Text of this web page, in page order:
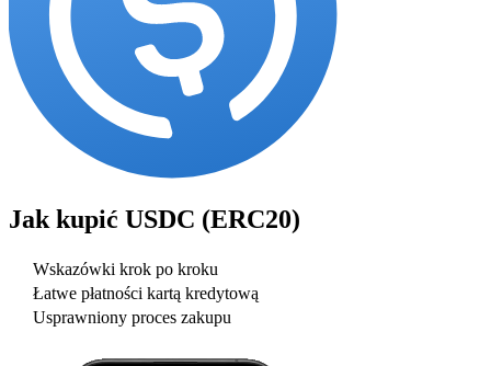
Jak kupić USDC (ERC20)
Wskazówki krok po kroku
Łatwe płatności kartą kredytową
Usprawniony proces zakupu